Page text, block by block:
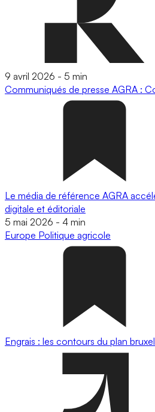
9 avril 2026 - 5 min
Communiqués de presse AGRA :
Le média de référence AGRA
digitale et éditoriale
5 mai 2026 - 4 min
Europe Politique agricole
Engrais : les contours du plan